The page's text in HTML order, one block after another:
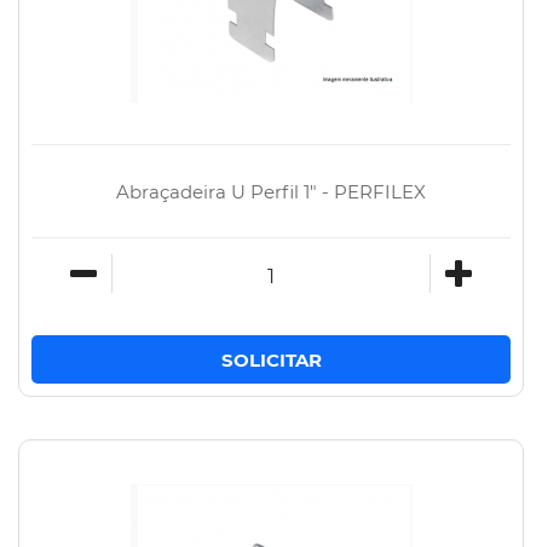
Abraçadeira U Perfil 1" - PERFILEX